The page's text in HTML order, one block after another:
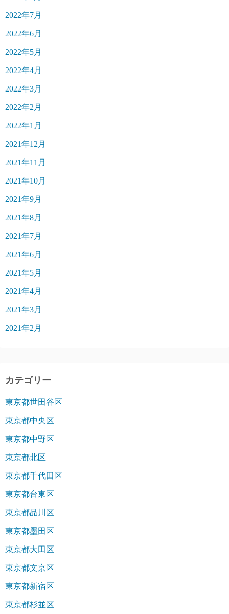
2022年7月
2022年6月
2022年5月
2022年4月
2022年3月
2022年2月
2022年1月
2021年12月
2021年11月
2021年10月
2021年9月
2021年8月
2021年7月
2021年6月
2021年5月
2021年4月
2021年3月
2021年2月
カテゴリー
東京都世田谷区
東京都中央区
東京都中野区
東京都北区
東京都千代田区
東京都台東区
東京都品川区
東京都墨田区
東京都大田区
東京都文京区
東京都新宿区
東京都杉並区